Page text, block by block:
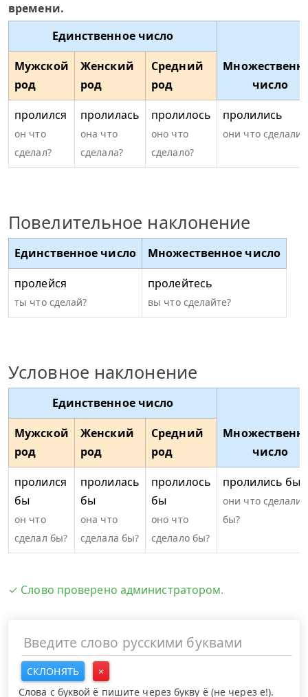
времени.
Единственное число
число
Мужской
род
Женский
род
Средний
род
пролился
он что
сделал?
пролилась
она что
сделала?
пролилось
оно что
сделало?
пролились
они что сделали?
Повелительное наклонение
Единственное число
Множественное число
пролейся
ты что сделай?
пролейтесь
вы что сделайте?
Условное наклонение
Единственное число
число
Мужской
род
Женский
род
Средний
род
пролился
бы
он что
сделал бы?
пролилась
бы
она что
сделала бы?
пролилось
бы
оно что
сделало бы?
пролились бы
они что сделали
бы?
✓ Слово проверено администратором.
СКЛОНЯТЬ
×
Слова с буквой ё пишите через букву ё (не через е!).